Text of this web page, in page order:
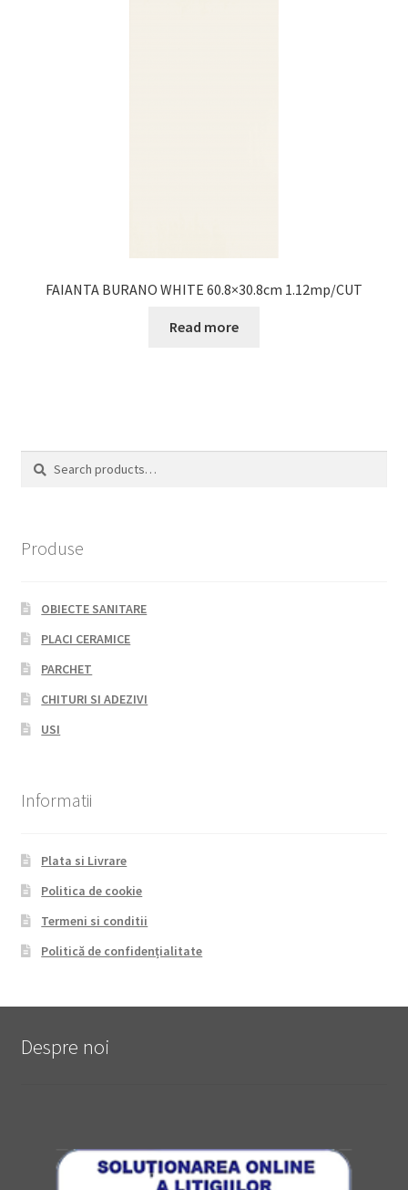
FAIANTA BURANO WHITE 60.8×30.8cm 1.12mp/CUT
Read more
Search
Search
Produse
OBIECTE SANITARE
PLACI CERAMICE
PARCHET
CHITURI SI ADEZIVI
USI
Informatii
Plata si Livrare
Politica de cookie
Termeni si conditii
Politică de confidențialitate
Despre noi